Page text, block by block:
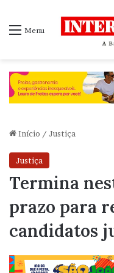
Menu
Início / Justiça
Justiça
Termina
prazo para
candidatos